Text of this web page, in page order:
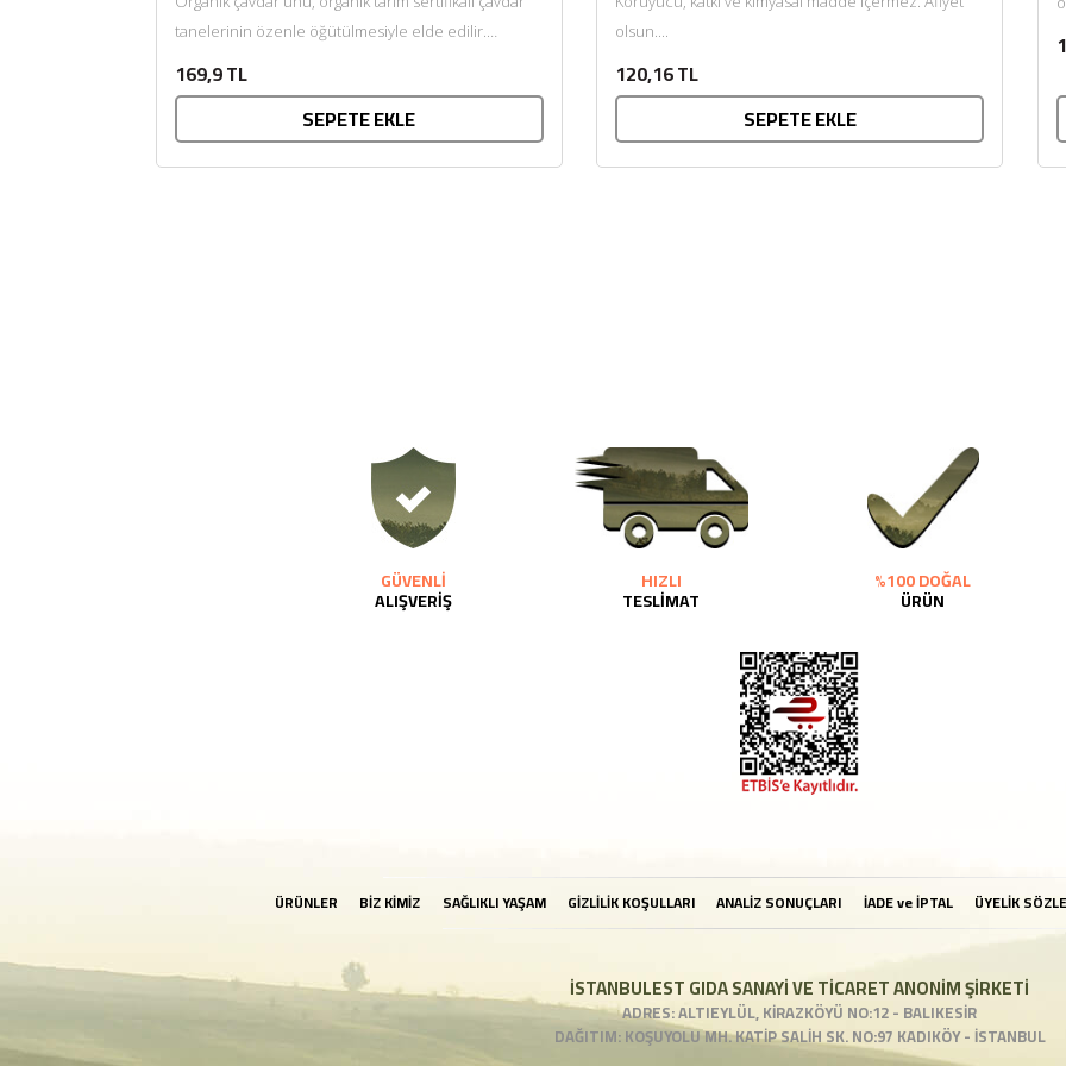
tanelerinin özenle öğütülmesiyle elde edilir.
169,9 TL
SEPETE EKLE
olsun....
120,16 TL
SEPETE EKLE
GÜVENLİ
ALIŞVERİŞ
HIZLI
TESLİMAT
%100 DOĞAL
ÜRÜN
ÜRÜNLER BİZ KİMİZ SAĞLIKLI YAŞAM GİZLİLİK KOŞULLARI ANALİZ SONUÇLARI İADE ve İPTAL ÜYELİK
İSTANBULEST GIDA SANAYİ VE TİCARET ANONİM ŞİRKETİ
ADRES: ALTIEYLÜL, KİRAZKÖYÜ NO:12 - BALIKESİR
DAĞITIM: KOŞUYOLU MH. KATİP SALİH SK. NO:97 KADIKÖY - İSTANBUL